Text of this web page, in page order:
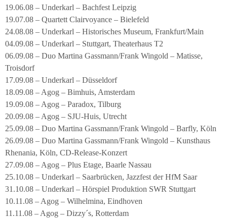
19.06.08 – Underkarl – Bachfest Leipzig
19.07.08 – Quartett Clairvoyance – Bielefeld
24.08.08 – Underkarl – Historisches Museum, Frankfurt/Main
04.09.08 – Underkarl – Stuttgart, Theaterhaus T2
06.09.08 – Duo Martina Gassmann/Frank Wingold – Matisse,
Troisdorf
17.09.08 – Underkarl – Düsseldorf
18.09.08 – Agog – Bimhuis, Amsterdam
19.09.08 – Agog – Paradox, Tilburg
20.09.08 – Agog – SJU-Huis, Utrecht
25.09.08 – Duo Martina Gassmann/Frank Wingold – Barfly, Köln
26.09.08 – Duo Martina Gassmann/Frank Wingold – Kunsthaus
Rhenania, Köln, CD-Release-Konzert
27.09.08 – Agog – Plus Etage, Baarle Nassau
25.10.08 – Underkarl – Saarbrücken, Jazzfest der HfM Saar
31.10.08 – Underkarl – Hörspiel Produktion SWR Stuttgart
10.11.08 – Agog – Wilhelmina, Eindhoven
11.11.08 – Agog – Dizzy´s, Rotterdam